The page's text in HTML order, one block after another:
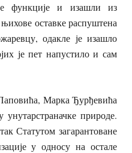
функције и изашли из
оставке распуштена
одакле је изашло
је пет напустило и сам
Марка Ђурђевића
природе.
Статутом загарантоване
у односу на остале